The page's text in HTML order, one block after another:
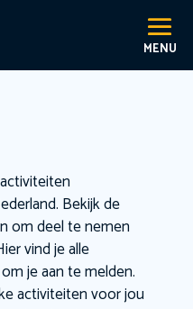
Bekijk de
om deel te nemen
vind je alle
je aan te melden.
activiteiten voor jou